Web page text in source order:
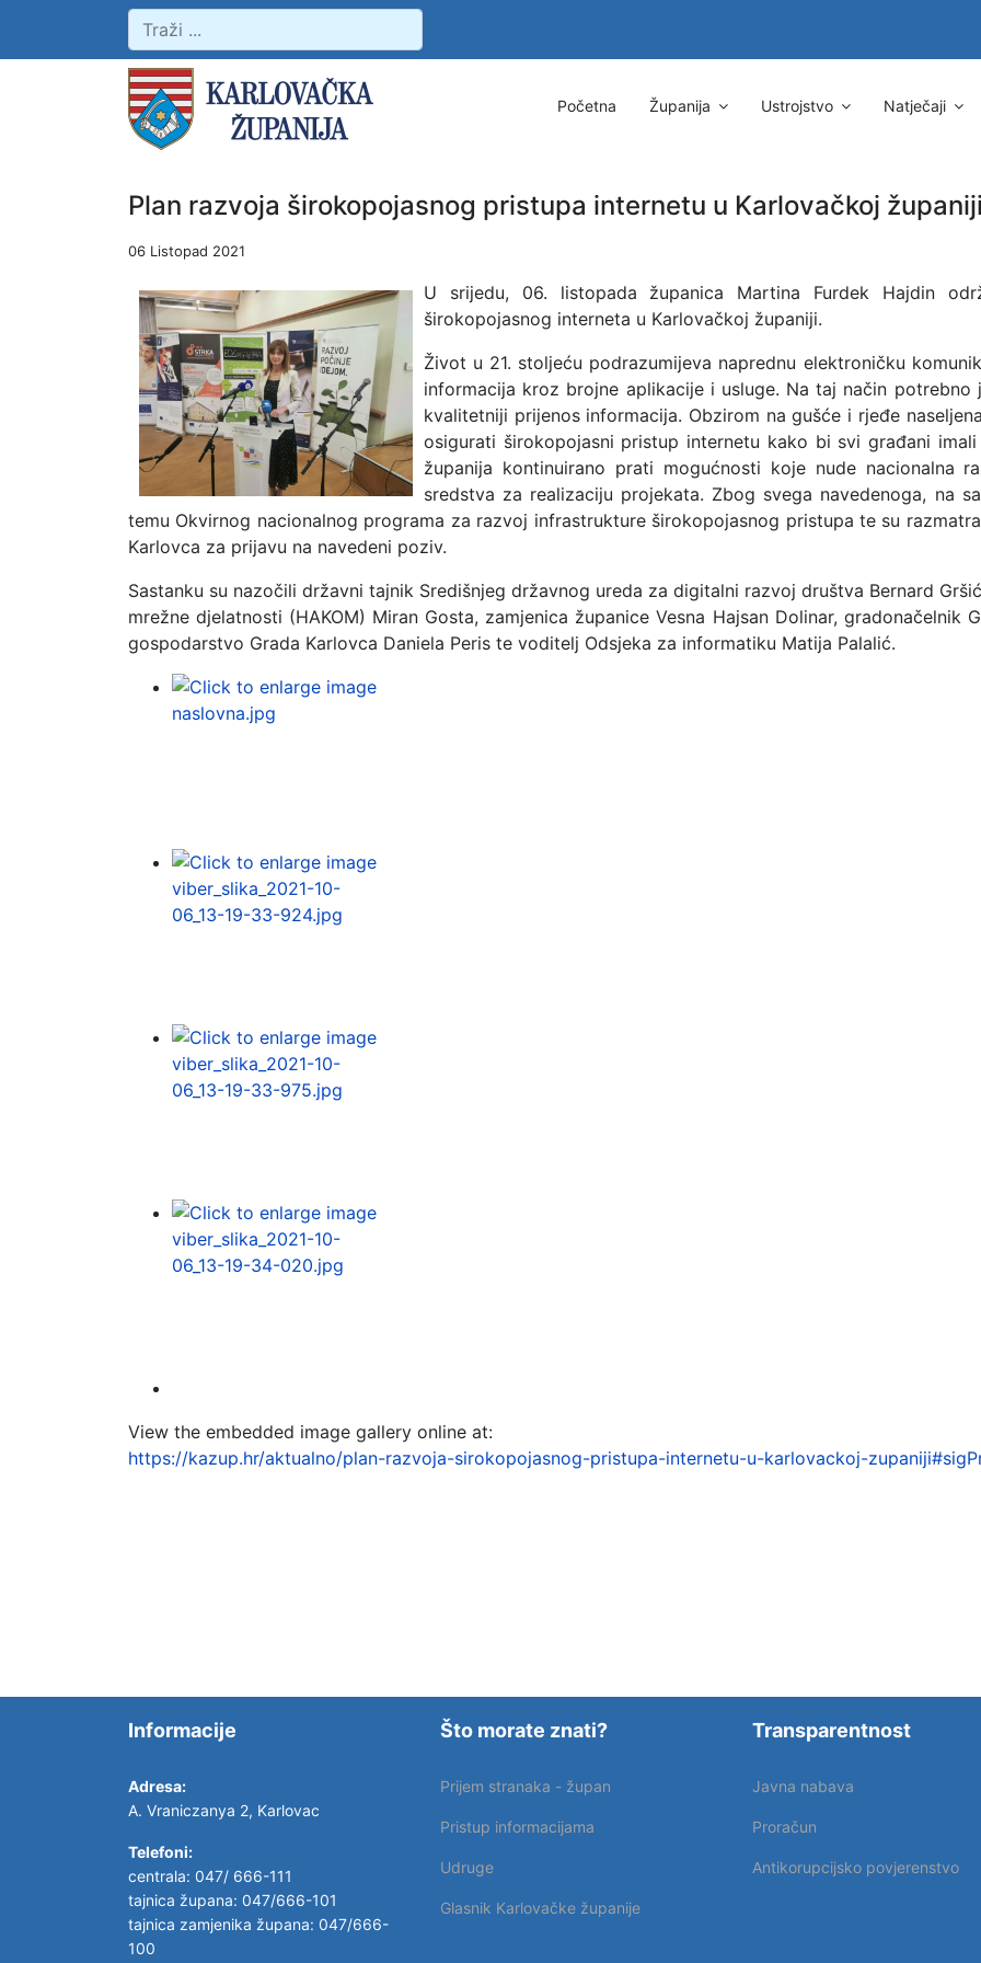
Početna Županija Ustrojstvo Natječaji
Plan razvoja širokopojasnog pristupa internetu u Karlovačkoj županiji
06 Listopad 2021
U srijedu, 06. listopada županica Martina Furdek Hajdin
širokopojasnog interneta u Karlovačkoj županiji.
Život u 21. stoljeću podrazumijeva naprednu elektroničku
informacija kroz brojne aplikacije i usluge. Na taj način
kvalitetniji prijenos informacija. Obzirom na gušće i rjeđe
osigurati širokopojasni pristup internetu kako bi svi građani
županija kontinuirano prati mogućnosti koje nude nacionalna
sredstva za realizaciju projekata. Zbog svega navedenoga, na
temu Okvirnog nacionalnog programa za razvoj infrastrukture širokopojasnog pristupa te su
Karlovca za prijavu na navedeni poziv.
Sastanku su nazočili državni tajnik Središnjeg državnog ureda za digitalni razvoj društva Bernard
mrežne djelatnosti (HAKOM) Miran Gosta, zamjenica županice Vesna Hajsan Dolinar, gradonačelnik
gospodarstvo Grada Karlovca Daniela Peris te voditelj Odsjeka za informatiku Matija Palalić.
View the embedded image gallery online at:
https://kazup.hr/aktualno/plan-razvoja-sirokopojasnog-pristupa-internetu-u-karlovackoj-
Informacije
Adresa:
A. Vraniczanya 2, Karlovac
Telefoni:
centrala: 047/ 666-111
tajnica župana: 047/666-101
tajnica zamjenika župana: 047/666-
100
Što morate znati?
Prijem stranaka - župan
Pristup informacijama
Udruge
Glasnik Karlovačke županije
Transparentnost
Javna nabava
Proračun
Antikorupcijsko povjerenstvo